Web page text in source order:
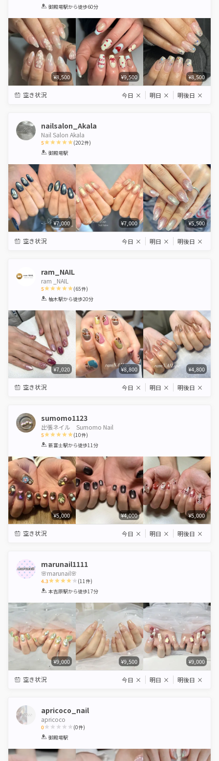
1 2 3 4 5
御殿場駅から徒歩60分
¥8,500 ¥9,500 ¥8,500
空き状況 今日 × 明日 × 明後日 ×
nailsalon_Akala
Nail Salon Akala
5
1 2 3 4 5
(202件)
御殿場駅
¥7,000 ¥7,000 ¥5,500
空き状況 今日 × 明日 × 明後日 ×
ram_NAIL
ram _NAIL
5
1 2 3 4 5
(65件)
柚木駅から徒歩20分
¥7,020 ¥8,800 ¥4,800
空き状況 今日 × 明日 × 明後日 ×
sumomo1123
出張ネイル Sumomo Nail
5
1 2 3 4 5
(10件)
新富士駅から徒歩11分
¥5,000 ¥4,000 ¥5,000
空き状況 今日 × 明日 × 明後日 ×
marunail1111
🌸marunail🌸
4.3
1 2 3 4 5
(11件)
本吉原駅から徒歩17分
¥9,000 ¥9,500 ¥9,000
空き状況 今日 × 明日 × 明後日 ×
apricoco_nail
apricoco
0
1 2 3 4 5
(0件)
御殿場駅